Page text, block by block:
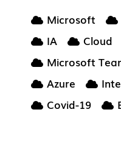
Microsoft
IA
Cloud
Microsoft
Azure
Covid-19